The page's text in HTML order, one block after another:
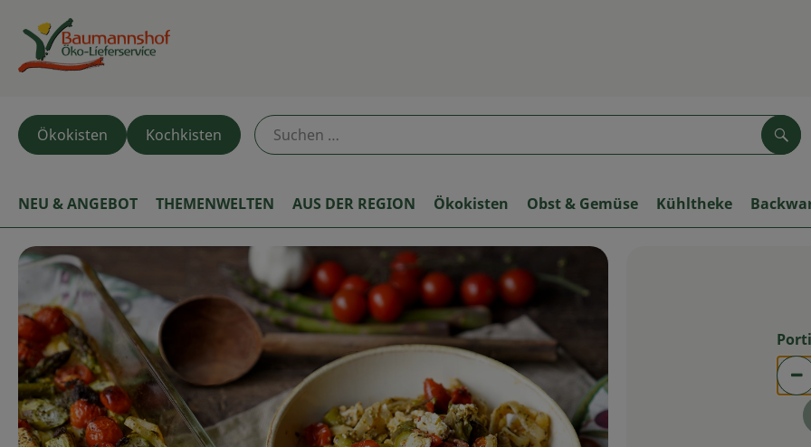
Ökokisten Kochkisten
NEU & ANGEBOT THEMENWELTEN AUS DER REGION Ökokisten Obst & Gemüse Kühltheke